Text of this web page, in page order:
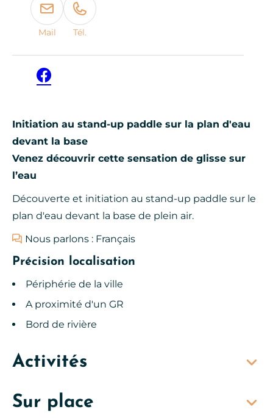
Initiation au stand-up paddle sur la plan d'eau
devant la base
Venez découvrir cette sensation de glisse sur
l’eau
Découverte et initiation au stand-up paddle sur le
plan d'eau devant la base de plein air.
Nous parlons : Français
Précision localisation
Périphérie de la ville
A proximité d'un GR
Bord de rivière
Activités
Sur place
Mail Tél.
Facebook